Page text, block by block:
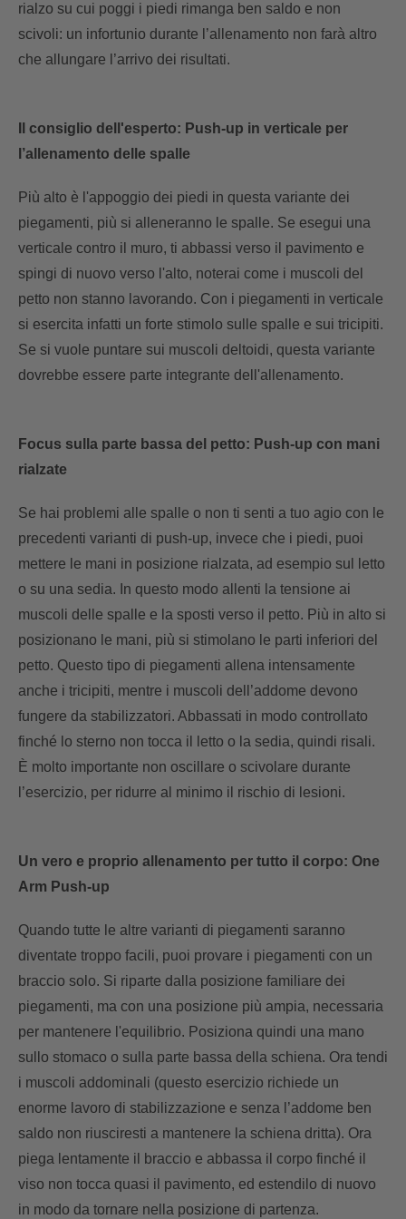
rialzo su cui poggi i piedi rimanga ben saldo e non
scivoli: un infortunio durante l’allenamento non farà altro
che allungare l’arrivo dei risultati.
Il consiglio dell'esperto: Push-up in verticale per
l’allenamento delle spalle
Più alto è l'appoggio dei piedi in questa variante dei
piegamenti, più si alleneranno le spalle. Se esegui una
verticale contro il muro, ti abbassi verso il pavimento e
spingi di nuovo verso l'alto, noterai come i muscoli del
petto non stanno lavorando. Con i piegamenti in verticale
si esercita infatti un forte stimolo sulle spalle e sui tricipiti.
Se si vuole puntare sui muscoli deltoidi, questa variante
dovrebbe essere parte integrante dell'allenamento.
Focus sulla parte bassa del petto: Push-up con mani
rialzate
Se hai problemi alle spalle o non ti senti a tuo agio con le
precedenti varianti di push-up, invece che i piedi, puoi
mettere le mani in posizione rialzata, ad esempio sul letto
o su una sedia. In questo modo allenti la tensione ai
muscoli delle spalle e la sposti verso il petto. Più in alto si
posizionano le mani, più si stimolano le parti inferiori del
petto. Questo tipo di piegamenti allena intensamente
anche i tricipiti, mentre i muscoli dell’addome devono
fungere da stabilizzatori. Abbassati in modo controllato
finché lo sterno non tocca il letto o la sedia, quindi risali.
È molto importante non oscillare o scivolare durante
l’esercizio, per ridurre al minimo il rischio di lesioni.
Un vero e proprio allenamento per tutto il corpo: One
Arm Push-up
Quando tutte le altre varianti di piegamenti saranno
diventate troppo facili, puoi provare i piegamenti con un
braccio solo. Si riparte dalla posizione familiare dei
piegamenti, ma con una posizione più ampia, necessaria
per mantenere l'equilibrio. Posiziona quindi una mano
sullo stomaco o sulla parte bassa della schiena. Ora tendi
i muscoli addominali (questo esercizio richiede un
enorme lavoro di stabilizzazione e senza l’addome ben
saldo non riusciresti a mantenere la schiena dritta). Ora
piega lentamente il braccio e abbassa il corpo finché il
viso non tocca quasi il pavimento, ed estendilo di nuovo
in modo da tornare nella posizione di partenza.